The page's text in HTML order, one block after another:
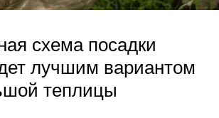
схема посадки
лучшим вариантом
теплицы